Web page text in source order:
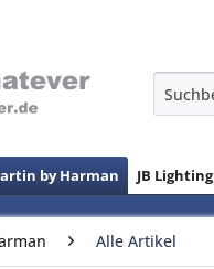
by Harman JB Lighting
Alle Artikel